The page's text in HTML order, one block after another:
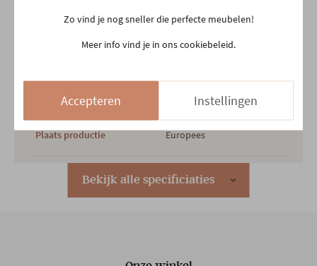
Bekijk alle specificiaties
Afmetingen B 90 x H 25 x D 200 CM
Plaats productie Europees
Lengte matras 200 cm
Zo vind je nog sneller die perfecte meubelen!
Meer info vind je in ons cookiebeleid.
Accepteren Instellingen